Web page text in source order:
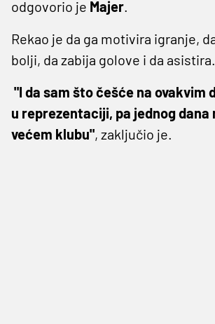
odgovorio je Majer.
Rekao je da ga motivira igranje,
bolji, da zabija golove i da asistira.
"I da sam što češće na ovakvim
u reprezentaciji, pa jednog dana
većem klubu", zaključio je.